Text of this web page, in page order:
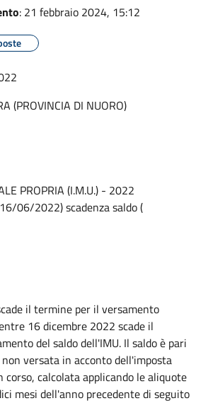
: 21 febbraio 2024, 15:12
(PROVINCIA DI NUORO)
PROPRIA (I.M.U.) - 2022
06/2022) scadenza saldo (
il termine per il versamento
16 dicembre 2022 scade il
del saldo dell'IMU. Il saldo è pari
versata in acconto dell'imposta
calcolata applicando le aliquote
mesi dell'anno precedente di seguito